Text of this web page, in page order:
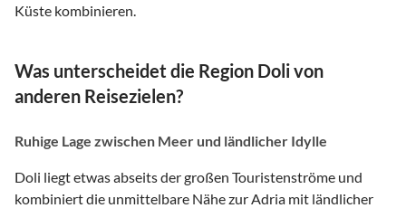
Küste kombinieren.
Was unterscheidet die Region Doli von
anderen Reisezielen?
Ruhige Lage zwischen Meer und ländlicher Idylle
Doli liegt etwas abseits der großen Touristenströme und
kombiniert die unmittelbare Nähe zur Adria mit ländlicher